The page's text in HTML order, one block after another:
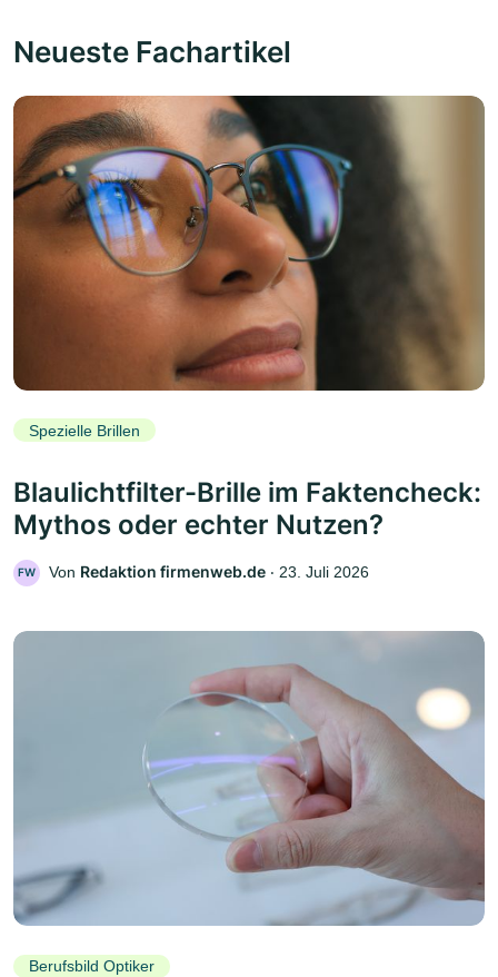
Neueste Fachartikel
Spezielle Brillen
Blaulichtfilter-Brille im Faktencheck:
Mythos oder echter Nutzen?
FW Von Redaktion firmenweb.de ‧ 23. Juli 2026
Berufsbild Optiker